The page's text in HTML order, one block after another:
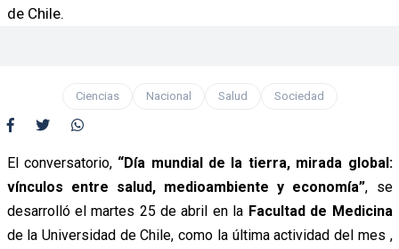
de Chile.
Ciencias Nacional Salud Sociedad
El conversatorio, “Día mundial de la tierra, mirada global:
vínculos entre salud, medioambiente y economía”, se
desarrolló el martes 25 de abril en la Facultad de Medicina
de la Universidad de Chile, como la última actividad del mes ,